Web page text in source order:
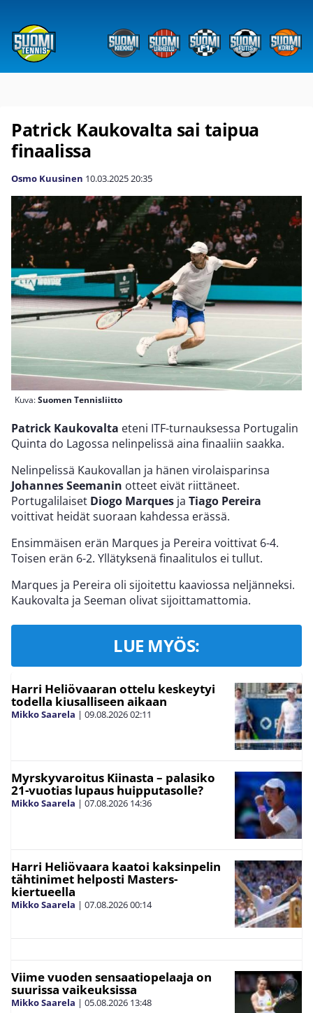
Patrick Kaukovalta sai taipua
finaalissa
Osmo Kuusinen 10.03.202520:35
Kuva:Suomen Tennisliitto
Patrick Kaukovalta eteni ITF-turnauksessa Portugalin
Quinta do Lagossa nelinpelissä aina finaaliin saakka.
Nelinpelissä Kaukovallan ja hänen virolaisparinsa
Johannes Seemanin otteet eivät riittäneet.
Portugalilaiset Diogo Marques ja Tiago Pereira
voittivat heidät suoraan kahdessa erässä.
Ensimmäisen erän Marques ja Pereira voittivat 6-4.
Toisen erän 6-2. Yllätyksenä finaalitulos ei tullut.
Marques ja Pereira oli sijoitettu kaaviossa neljänneksi.
Kaukovalta ja Seeman olivat sijoittamattomia.
LUE MYÖS:
Harri Heliövaaran ottelu keskeytyi
todella kiusalliseen aikaan
Mikko Saarela | 09.08.202602:11
Myrskyvaroitus Kiinasta – palasiko
21-vuotias lupaus huipputasolle?
Mikko Saarela | 07.08.2026 14:36
Harri Heliövaara kaatoi kaksinpelin
tähtinimet helposti Masters-
kiertueella
Mikko Saarela | 07.08.202600:14
Viime vuoden sensaatiopelaaja on
suurissa vaikeuksissa
Mikko Saarela | 05.08.2026 13:48